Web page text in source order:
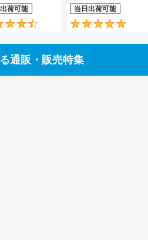
4.5
荷可能
4.6
当日出荷可能
通販・販売特集